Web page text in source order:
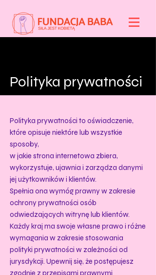
Polityka prywatności
Polityka prywatności to oświadczenie,
które opisuje niektóre lub wszystkie
sposoby,
w jakie strona internetowa zbiera,
wykorzystuje, ujawnia i zarządza danymi
jej użytkowników i klientów.
Spełnia ona wymóg prawny w zakresie
ochrony prywatności osób
odwiedzających witrynę lub klientów.
Każdy kraj ma swoje własne prawo i różne
wymagania w zakresie stosowania
polityki prywatności w zależności od
jurysdykcji. Upewnij się, że postępujesz
zgodnie z przepisami prawnymi